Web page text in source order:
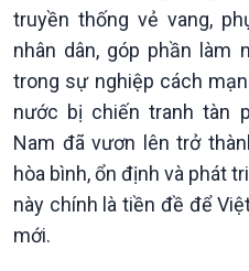
Tuyên chiến với gian lận
thương mại
truyền thống vẻ vang,
nhân dân, góp phần làm
trong sự nghiệp cách
nước bị chiến tranh tàn
Nam đã vươn lên trở
hòa bình, ổn định và phát
này chính là tiền đề để
mới.